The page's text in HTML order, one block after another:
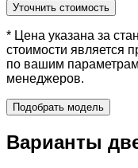
Уточнить стоимость
* Цена указана за
стоимости является
по вашим
менеджеров.
Подобрать модель
Варианты